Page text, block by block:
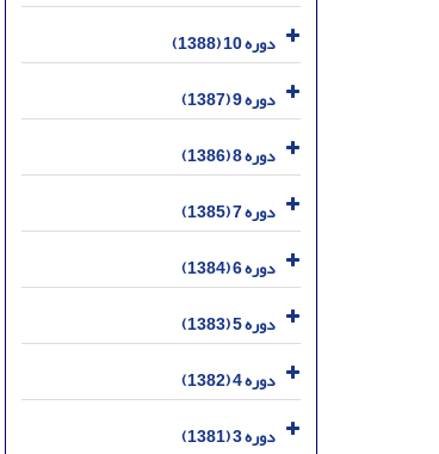
دوره 10 (1388)
دوره 9 (1387)
دوره 8 (1386)
دوره 7 (1385)
دوره 6 (1384)
دوره 5 (1383)
دوره 4 (1382)
دوره 3 (1381)